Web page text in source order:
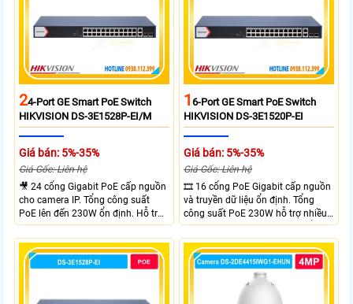
24-Port GE Smart PoE Switch
HIKVISION DS-3E1528P-EI/M
Giá bán: 5%-35%
Giá Gốc: Liên hệ
🎥 24 cổng Gigabit PoE cấp nguồn
cho camera IP. Tổng công suất
PoE lên đến 230W ổn định. Hỗ trợ
truyền PoE xa đến 300 mét. Băng
thông chuyển mạch đạt 68 Gbps
mạnh mẽ.
16-Port GE Smart PoE Switch
HIKVISION DS-3E1520P-EI
Giá bán: 5%-35%
Giá Gốc: Liên hệ
🎞 16 cổng PoE Gigabit cấp nguồn
và truyền dữ liệu ổn định. Tổng
công suất PoE 230W hỗ trợ nhiều
thiết bị cùng lúc. Tốc độ chuyển
mạch 68Gbps đảm bảo hiệu suất
cao ổn định. Hỗ trợ truyền PoE xa
lên đến 300m cho hệ thống